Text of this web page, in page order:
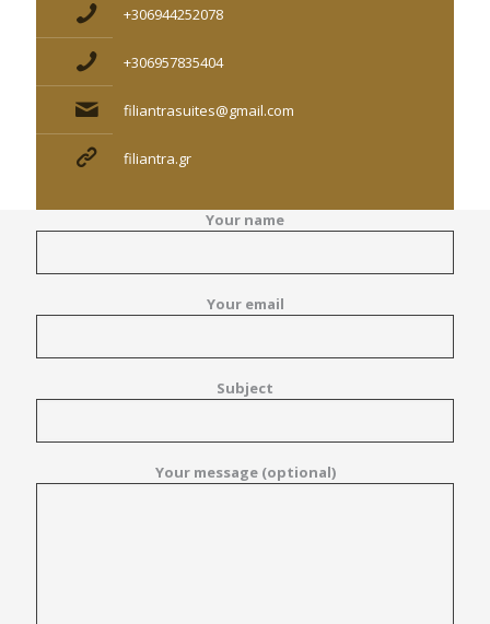
+306944252078
+306957835404
filiantrasuites@gmail.com
filiantra.gr
Your name
Your email
Subject
Your message (optional)